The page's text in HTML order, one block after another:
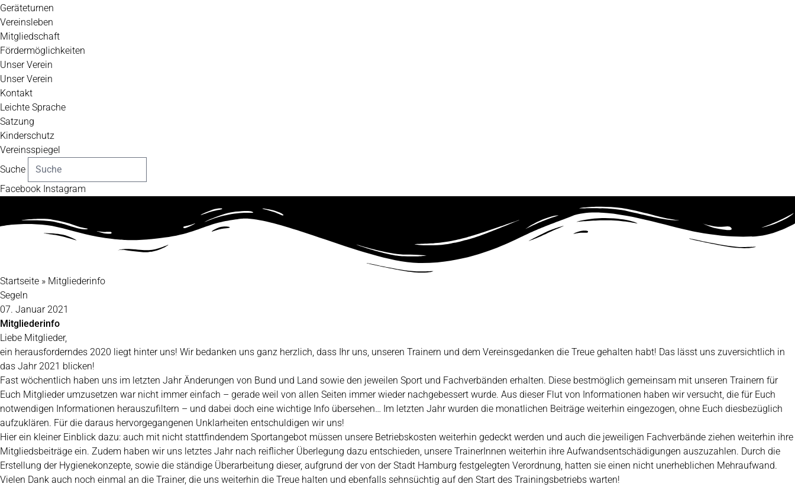
Geräteturnen
Vereinsleben
Mitgliedschaft
Fördermöglichkeiten
Unser Verein
Unser Verein
Kontakt
Leichte Sprache
Satzung
Kinderschutz
Vereinsspiegel
Suche
Facebook Instagram
Startseite » Mitgliederinfo
Segeln
07. Januar 2021
Mitgliederinfo
Liebe Mitglieder,
ein herausforderndes 2020 liegt hinter uns! Wir bedanken uns ganz herzlich, dass Ihr uns, unseren Trainern und dem Vereinsgedanken die Treue gehalten habt! Das lässt uns zuversichtlich in
das Jahr 2021 blicken!
Fast wöchentlich haben uns im letzten Jahr Änderungen von Bund und Land sowie den jeweilen Sport und Fachverbänden erhalten. Diese bestmöglich gemeinsam mit unseren Trainern für
Euch Mitglieder umzusetzen war nicht immer einfach – gerade weil von allen Seiten immer wieder nachgebessert wurde. Aus dieser Flut von Informationen haben wir versucht, die für Euch
notwendigen Informationen herauszufiltern – und dabei doch eine wichtige Info übersehen… Im letzten Jahr wurden die monatlichen Beiträge weiterhin eingezogen, ohne Euch diesbezüglich
aufzuklären. Für die daraus hervorgegangenen Unklarheiten entschuldigen wir uns!
Hier ein kleiner Einblick dazu: auch mit nicht stattfindendem Sportangebot müssen unsere Betriebskosten weiterhin gedeckt werden und auch die jeweiligen Fachverbände ziehen weiterhin ihre
Mitgliedsbeiträge ein. Zudem haben wir uns letztes Jahr nach reiflicher Überlegung dazu entschieden, unsere TrainerInnen weiterhin ihre Aufwandsentschädigungen auszuzahlen. Durch die
Erstellung der Hygienekonzepte, sowie die ständige Überarbeitung dieser, aufgrund der von der Stadt Hamburg festgelegten Verordnung, hatten sie einen nicht unerheblichen Mehraufwand.
Vielen Dank auch noch einmal an die Trainer, die uns weiterhin die Treue halten und ebenfalls sehnsüchtig auf den Start des Trainingsbetriebs warten!